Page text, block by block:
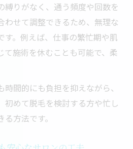
縛りがなく、通う頻度や回数を
わせて調整できるため、無理な
す。例えば、仕事の繁忙期や肌
て施術を休むことも可能で、柔
間的にも負担を抑えながら、
初めて脱毛を検討する方や忙し
方法です。